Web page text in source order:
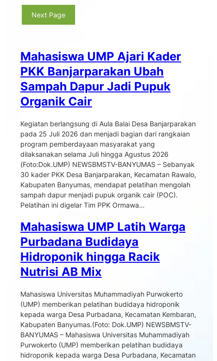
Next Page
Mahasiswa UMP Ajari Kader
PKK Banjarparakan Ubah
Sampah Dapur Jadi Pupuk
Organik Cair
Kegiatan berlangsung di Aula Balai Desa Banjarparakan
pada 25 Juli 2026 dan menjadi bagian dari rangkaian
program pemberdayaan masyarakat yang
dilaksanakan selama Juli hingga Agustus 2026
(Foto:Dok.UMP) NEWSBMSTV-BANYUMAS – Sebanyak
30 kader PKK Desa Banjarparakan, Kecamatan Rawalo,
Kabupaten Banyumas, mendapat pelatihan mengolah
sampah dapur menjadi pupuk organik cair (POC).
Pelatihan ini digelar Tim PPK Ormawa…
Mahasiswa UMP Latih Warga
Purbadana Budidaya
Hidroponik hingga Racik
Nutrisi AB Mix
Mahasiswa Universitas Muhammadiyah Purwokerto
(UMP) memberikan pelatihan budidaya hidroponik
kepada warga Desa Purbadana, Kecamatan Kembaran,
Kabupaten Banyumas.(Foto: Dok.UMP) NEWSBMSTV-
BANYUMAS – Mahasiswa Universitas Muhammadiyah
Purwokerto (UMP) memberikan pelatihan budidaya
hidroponik kepada warga Desa Purbadana, Kecamatan